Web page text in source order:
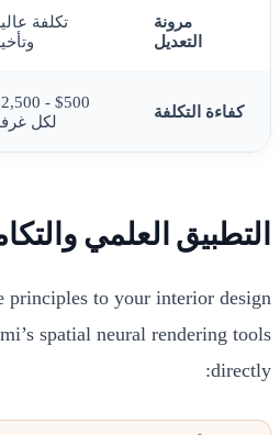
مرونة
التعديل
تكلفة
كفاءة التكلفة
- $2,500
لكل
التطبيق العلمي
principles to your interior design
spatial neural rendering tools
directly: